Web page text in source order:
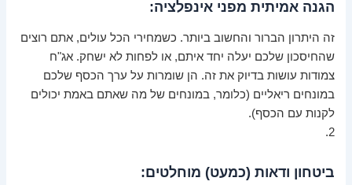
הגנה אמיתית מפני אינפלציה:
זה היתרון הברור והחשוב ביותר. כשמחירי הכל עולים, אתם רוצים
שהחיסכון שלכם יעלה יחד איתם, או לפחות לא ישחק. אג"ח
צמודות עושות בדיוק את זה. הן שומרות על ערך הכסף שלכם
במונחים ריאליים (כלומר, במונחים של מה שאתם באמת יכולים
לקנות עם הכסף).
2.
ביטחון ודאות (כמעט) מוחלטים: